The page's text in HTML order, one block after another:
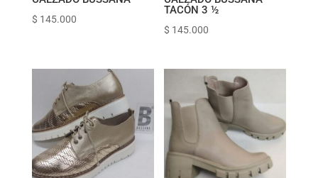
$ 145.000
TACÓN 3 ½
$ 145.000